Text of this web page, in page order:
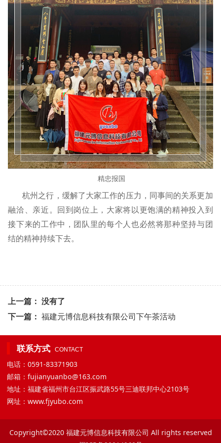
精忠报国
杭州之行，缓解了大家工作的压力，同事间的关系更加
融洽、亲近。回到岗位上，大家将以更饱满的精神投入到
接下来的工作中，团队里的每个人也必然将那种坚持与团
结的精神持续下去。
上一篇： 没有了
下一篇： 福建元博信息科技有限公司下午茶活动
联系方式 CONTACT
电话：0591-83371903
邮箱：fujianyuanbo@163.com
地址：福建省福州市台江区振武路55号三迪联邦中心2103号
网址：www.fjyubo.com
Copyright©2020 福建元博信息科技有限公司 All rights reserved